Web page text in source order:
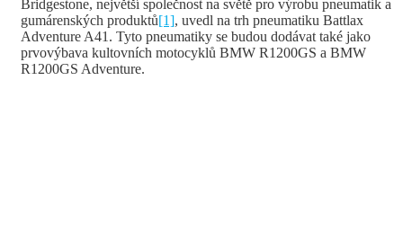
Bridgestone, největší společnost na světě pro výrobu pneumatik a
gumárenských produktů[1], uvedl na trh pneumatiku Battlax
Adventure A41. Tyto pneumatiky se budou dodávat také jako
prvovýbava kultovních motocyklů BMW R1200GS a BMW
R1200GS Adventure.